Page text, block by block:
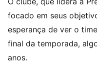
focado em seus
esperança de ver o
final da temporada,
anos.